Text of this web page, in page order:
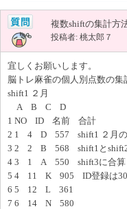
複数shiftの集計方
投稿者: 桃太郎７
宜しくお願いします。
脳トレ麻雀の個人別点数の集
shift1 ２月
A B C D
1 NO ID 名前 合計
2 1 4 D 557 shift1 ２月の
3 2 2 B 568 shift1とshift2
4 3 1 A 550 shift3に合算
5 4 11 K 905 ID登録は30
6 5 12 L 361
7 6 14 N 580